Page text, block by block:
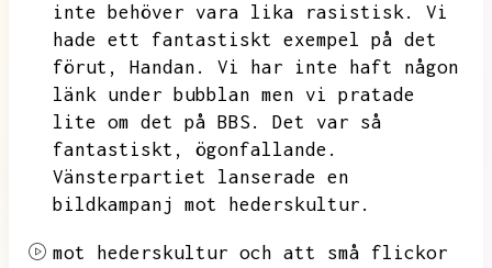
inte behöver vara lika rasistisk.
Vi
hade ett fantastiskt exempel på det
förut,
Handan.
Vi har inte haft någon
länk under bubblan men vi pratade
lite om det på BBS.
Det var så
fantastiskt,
ögonfallande.
Vänsterpartiet lanserade en
bildkampanj mot hederskultur.
mot hederskultur och att små flickor